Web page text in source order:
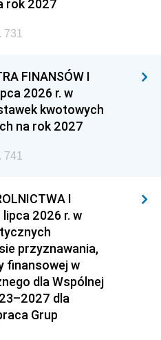
rok 2027
FINANSÓW I
2026 r. w
kwotowych
na rok 2027
I
lipca 2026 r. w
przyznawania,
finansowej w
dla Wspólnej
dla
Grup